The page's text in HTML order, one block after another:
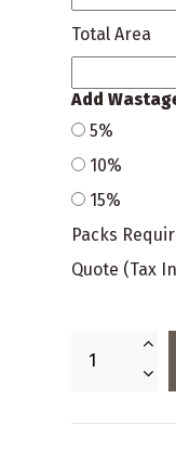
Total Area
Add
5%
10%
15%
Packs
Quote (Tax